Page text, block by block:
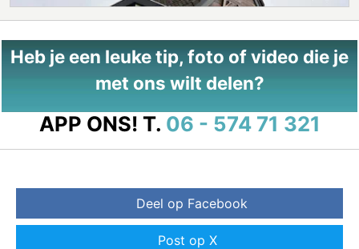
Heb je een leuke tip, foto of video die je
met ons wilt delen?
APP ONS! T. 06 - 574 71 321
Deel op Facebook
Post op X